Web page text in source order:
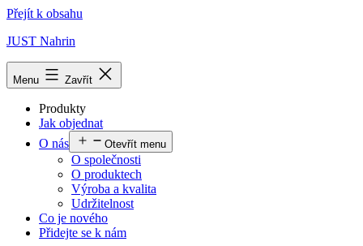
Přejít k obsahu
JUST Nahrin
Menu Zavřít
Produkty
Jak objednat
O nás
Otevřít menu
O společnosti
O produktech
Výroba a kvalita
Udržitelnost
Co je nového
Přidejte se k nám